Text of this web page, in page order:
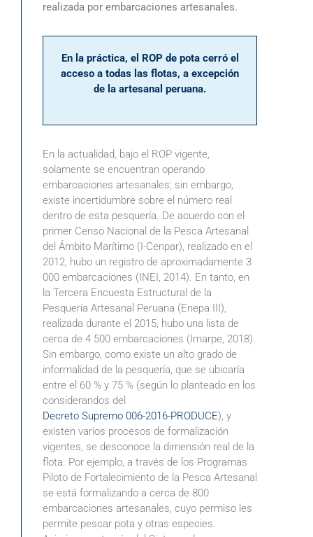
realizada por embarcaciones artesanales.
En la práctica, el ROP de pota cerró el
acceso a todas las flotas, a excepción
de la artesanal peruana.
En la actualidad, bajo el ROP vigente,
solamente se encuentran operando
embarcaciones artesanales; sin embargo,
existe incertidumbre sobre el número real
dentro de esta pesquería. De acuerdo con el
primer Censo Nacional de la Pesca Artesanal
del Ámbito Marítimo (I-Cenpar), realizado en el
2012, hubo un registro de aproximadamente 3
000 embarcaciones (INEI, 2014). En tanto, en
la Tercera Encuesta Estructural de la
Pesquería Artesanal Peruana (Enepa III),
realizada durante el 2015, hubo una lista de
cerca de 4 500 embarcaciones (Imarpe, 2018).
Sin embargo, como existe un alto grado de
informalidad de la pesquería, que se ubicaría
entre el 60 % y 75 % (según lo planteado en los
considerandos del
Decreto Supremo 006-2016-PRODUCE), y
existen varios procesos de formalización
vigentes, se desconoce la dimensión real de la
flota. Por ejemplo, a través de los Programas
Piloto de Fortalecimiento de la Pesca Artesanal
se está formalizando a cerca de 800
embarcaciones artesanales, cuyo permiso les
permite pescar pota y otras especies.